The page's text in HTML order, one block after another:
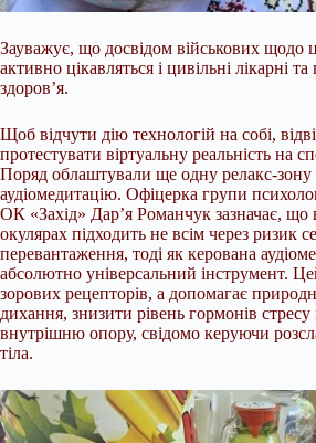
Зауважує, що досвідом військових щодо
активно цікавляться і цивільні лікарні
здоров’я.
Щоб відчути дію технологій на собі,
протестувати віртуальну реальність на
Поряд облаштували ще одну релакс-зону
аудіомедитацію. Офіцерка групи
ОК «Захід» Дар’я Романчук зазначає, що
окулярах підходить не всім через ризик
перевантаження, тоді як керована
абсолютно універсальний інструмент.
зорових рецепторів, а допомагає
дихання, знизити рівень гормонів стресу
внутрішню опору, свідомо керуючи
тіла.